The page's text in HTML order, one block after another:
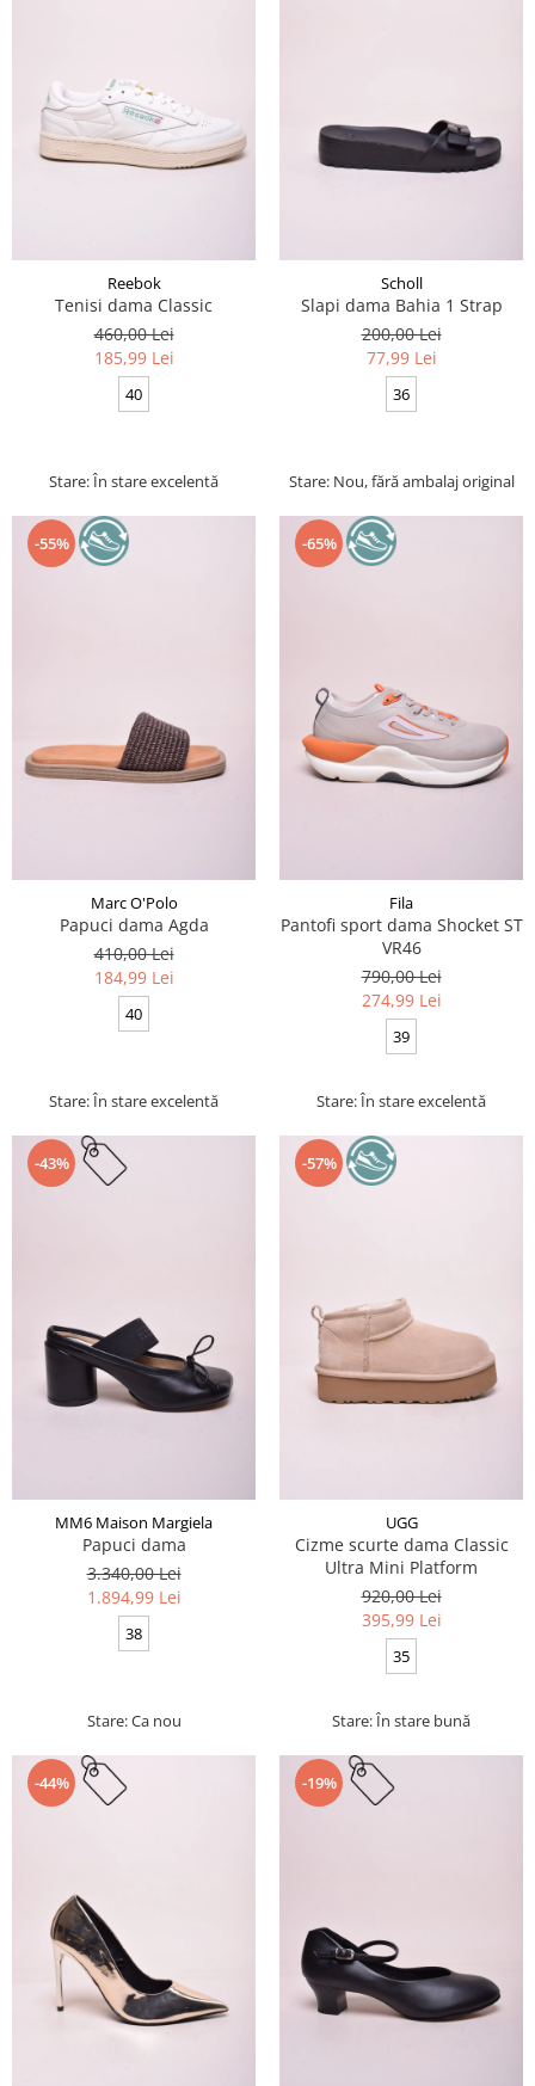
Reebok
Tenisi dama Classic
460,00 Lei
185,99 Lei
40
Stare: În stare excelentă
Scholl
Slapi dama Bahia 1 Strap
200,00 Lei
77,99 Lei
36
Stare: Nou, fără ambalaj original
-55%
Marc O'Polo
Papuci dama Agda
410,00 Lei
184,99 Lei
40
Stare: În stare excelentă
-65%
Fila
Pantofi sport dama Shocket ST
VR46
790,00 Lei
274,99 Lei
39
Stare: În stare excelentă
-43%
MM6 Maison Margiela
Papuci dama
3.340,00 Lei
1.894,99 Lei
38
Stare: Ca nou
-57%
UGG
Cizme scurte dama Classic
Ultra Mini Platform
920,00 Lei
395,99 Lei
35
Stare: În stare bună
-44% -19%